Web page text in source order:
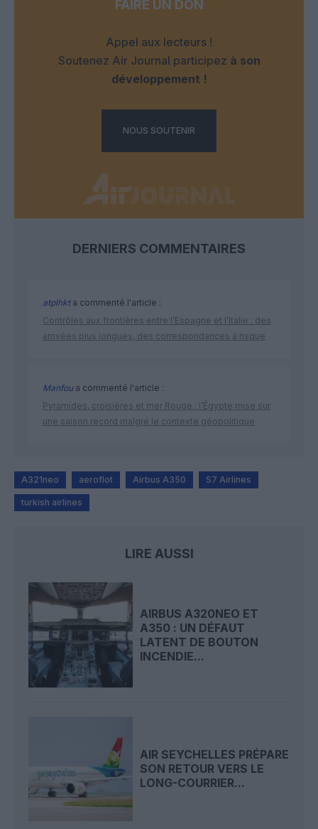
FAIRE UN DON
Appel aux lecteurs !
Soutenez Air Journal participez à son
développement !
NOUS SOUTENIR
DERNIERS COMMENTAIRES
atplhkta commenté l'article :
Contrôles aux frontières entre l’Espagne et l’Italie : des
arrivées plus longues, des correspondances à risque
Manfoua commenté l'article :
Pyramides, croisières et mer Rouge : l’Égypte mise sur
une saison record malgré le contexte géopolitique
A321neo aeroflot Airbus A350 S7 Airlines
turkish airlines
LIRE AUSSI
AIRBUS A320NEO ET
A350 : UN DÉFAUT
LATENT DE BOUTON
INCENDIE...
AIR SEYCHELLES PRÉPARE
SON RETOUR VERS LE
LONG-COURRIER...